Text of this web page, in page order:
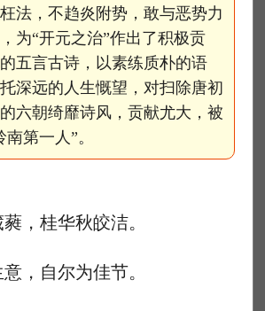
法，不趋炎附势，敢与恶势力
为“开元之治”作出了积极贡
五言古诗，以素练质朴的语
深远的人生慨望，对扫除唐初
六朝绮靡诗风，贡献尤大，被
南第一人”。
桂华秋皎洁。
自尔为佳节。